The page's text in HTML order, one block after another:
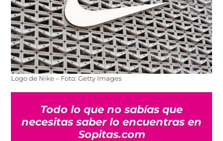
Logo de Nike – Foto: Getty Images
Todo lo que no sabías que
necesitas saber lo encuentras en
Sopitas.com